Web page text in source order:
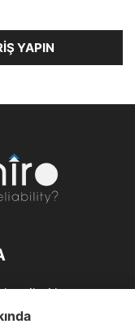
YAPIN
verileri koruma
bu sektörlerle